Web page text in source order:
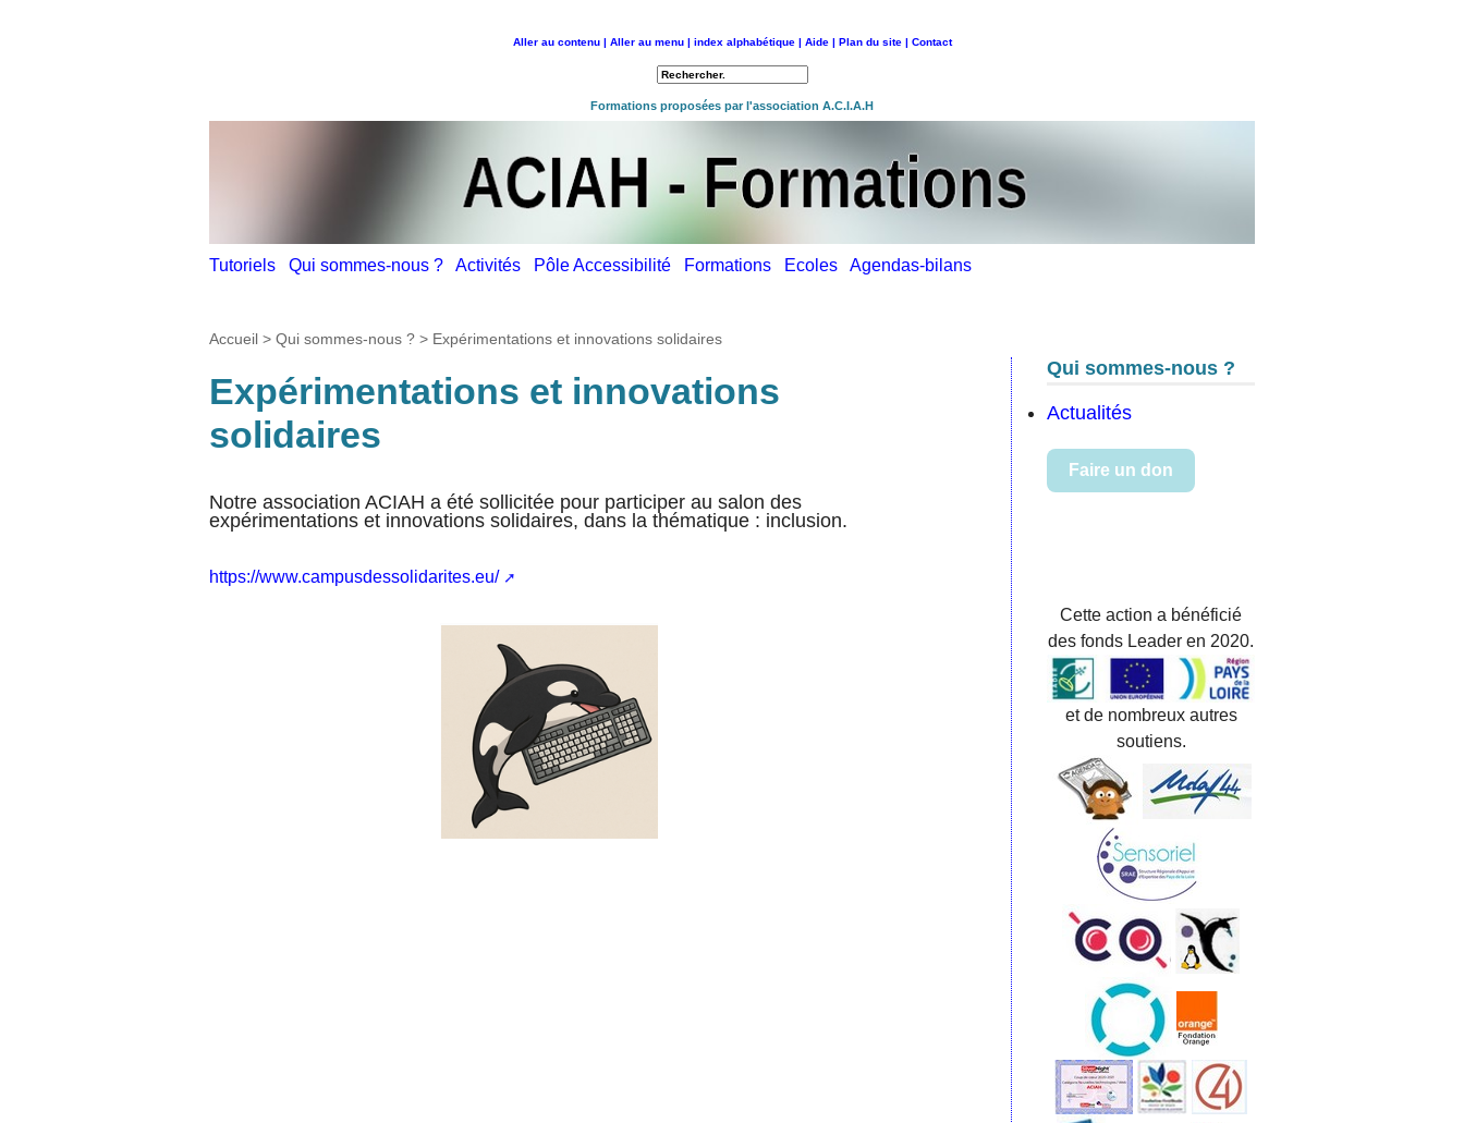
Aller au contenu | Aller au menu | index alphabétique | Aide | Plan du site | Contact
Formations proposées par l'association A.C.I.A.H
Tutoriels Qui sommes-nous ? Activités Pôle Accessibilité Formations Ecoles Agendas-bilans
Accueil > Qui sommes-nous ? > Expérimentations et innovations solidaires
Expérimentations et innovations
solidaires
Notre association ACIAH a été sollicitée pour participer au salon des
expérimentations et innovations solidaires, dans la thématique : inclusion.
https://www.campusdessolidarites.eu/
Qui sommes-nous ?
Actualités
Faire un don
Cette action a bénéficié
des fonds Leader en 2020.
et de nombreux autres
soutiens.